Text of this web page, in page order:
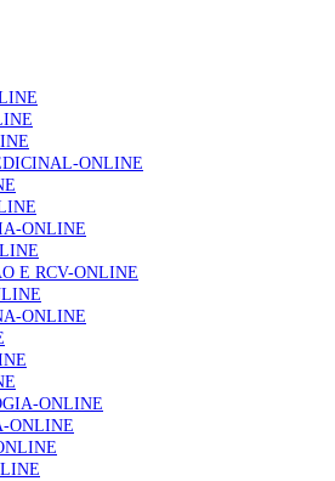
Podcast “Frequência Cardio – Sintoniza-
Cardíaca” da Bayer
“Da urgência ao tribunal, cada
profissional faz a diferença”
de utentes podem ficar sem médico de
regras do registo, alerta associação
ONLINE
ONLINE
E RCV-ONLINE
ONLINE
ONLINE
ONLINE